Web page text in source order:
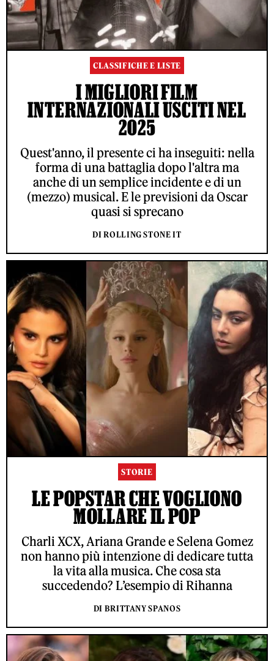
CLASSIFICHE E LISTE
I MIGLIORI FILM
INTERNAZIONALI USCITI NEL
2025
Quest'anno, il presente ci ha inseguiti: nella
forma di una battaglia dopo l'altra ma
anche di un semplice incidente e di un
(mezzo) musical. E le previsioni da Oscar
quasi si sprecano
DI ROLLING STONE IT
STORIE
LE POPSTAR CHE VOGLIONO
MOLLARE IL POP
Charli XCX, Ariana Grande e Selena Gomez
non hanno più intenzione di dedicare tutta
la vita alla musica. Che cosa sta
succedendo? L’esempio di Rihanna
DI BRITTANY SPANOS